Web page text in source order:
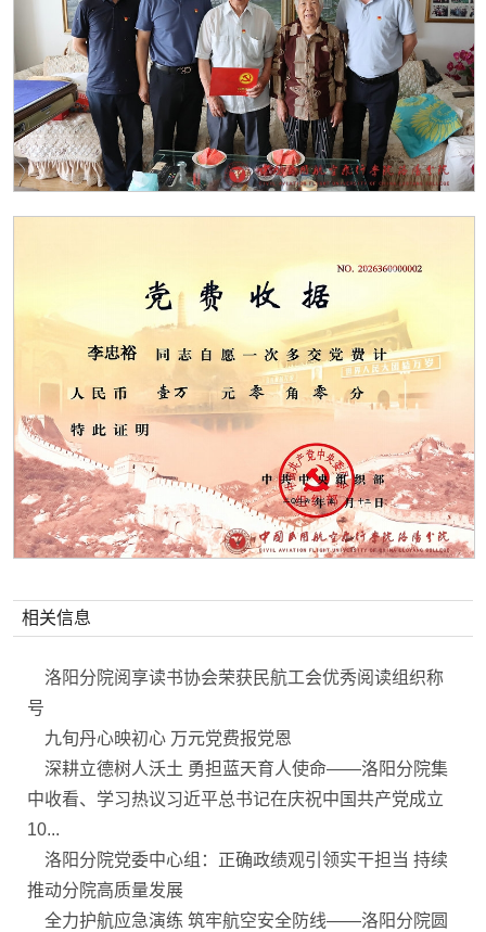
相关信息
洛阳分院阅享读书协会荣获民航工会优秀阅读组织称
号
九旬丹心映初心 万元党费报党恩
深耕立德树人沃土 勇担蓝天育人使命——洛阳分院集
中收看、学习热议习近平总书记在庆祝中国共产党成立
10...
洛阳分院党委中心组：正确政绩观引领实干担当 持续
推动分院高质量发展
全力护航应急演练 筑牢航空安全防线——洛阳分院圆